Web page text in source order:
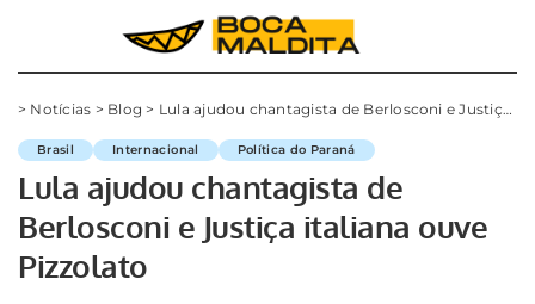
> Notícias > Blog > Lula ajudou chantagista de Berlosconi e Justiça italiana ouve Pizzolato
Brasil Internacional Política do Paraná
Lula ajudou chantagista de
Berlosconi e Justiça italiana ouve
Pizzolato